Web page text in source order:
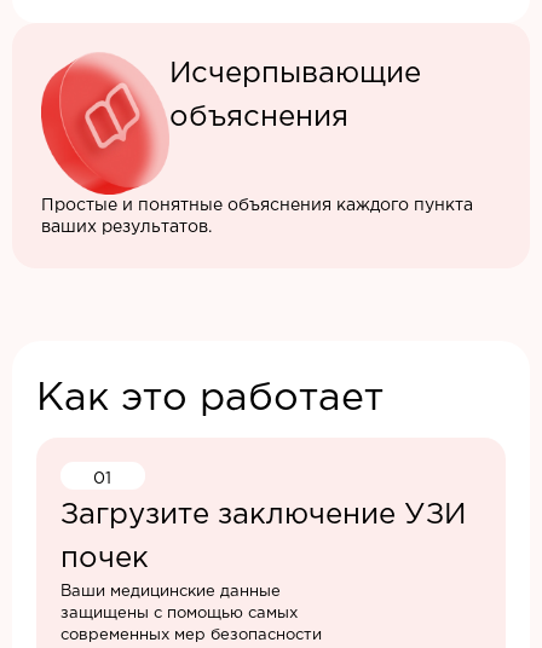
Исчерпывающие
объяснения
Простые и понятные объяснения каждого пункта
ваших результатов.
Как это работает
01
Загрузите заключение УЗИ
почек
Ваши медицинские данные
защищены с помощью самых
современных мер безопасности